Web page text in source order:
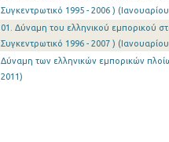
Συγκεντρωτικό 1995 - 2006 )
01. Δύναμη του ελληνικού εμπορικού
Συγκεντρωτικό 1996 - 2007 )
Δύναμη των ελληνικών εμπορικών
2011)